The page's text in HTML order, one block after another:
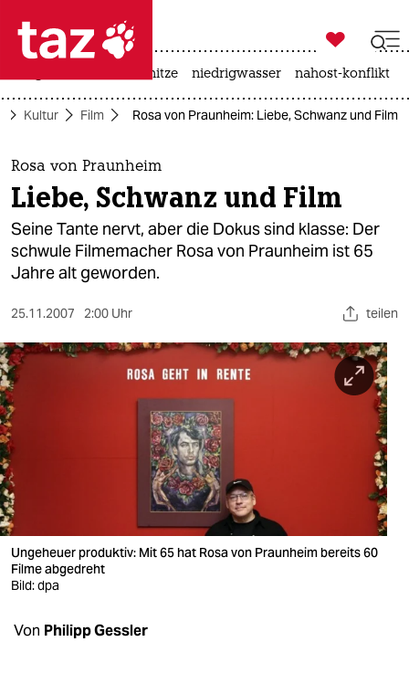
 taz zahl ich
taz zahl ich
themen
politik
öko
gesellschaft
sport
berlin
nord
wahrheit
verlag
verlag
shop

taz zahl ich
hitze niedrigwasser nahost-konflikt
Kultur Film Rosa von Praunheim: Liebe, Schwanz und Film
Rosa von Praunheim
Liebe, Schwanz und Film
Seine Tante nervt, aber die Dokus sind klasse: Der
schwule Filmemacher Rosa von Praunheim ist 65
Jahre alt geworden.
25.11.2007 2:00 Uhr teilen
Ungeheuer produktiv: Mit 65 hat Rosa von Praunheim bereits 60
Filme abgedreht
Bild: dpa
Von Philipp Gessler